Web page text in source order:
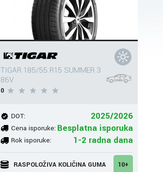
TIGAR 185/55 R15 SUMMER 3
86V
0
DOT: 2025/2026
Cena isporuke: Besplatna isporuka
Rok isporuke: 1-2 radna dana
RASPOLOŽIVA KOLIČINA GUMA 10+